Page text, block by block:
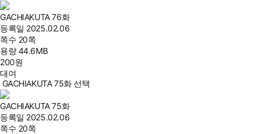
GACHIAKUTA 76화
등록일 2025.02.06
쪽수 20쪽
용량44.6MB
200원
대여
GACHIAKUTA 75화 선택
GACHIAKUTA 75화
등록일 2025.02.06
쪽수 20쪽